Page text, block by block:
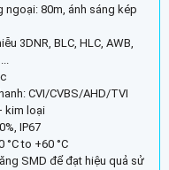
ngoại: 80m, ánh sáng kép
3DNR, BLC, HLC, AWB,
CVI/CVBS/AHD/TVI
kim loại
IP67
°C to +60 °C
SMD để đạt hiệu quả sử